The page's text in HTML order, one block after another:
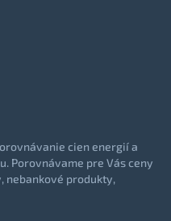
cien energií a
Porovnávame pre Vás ceny
nebankové produkty,